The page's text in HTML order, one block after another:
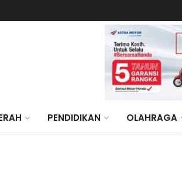
PENDIDIKAN OLAHRAGA